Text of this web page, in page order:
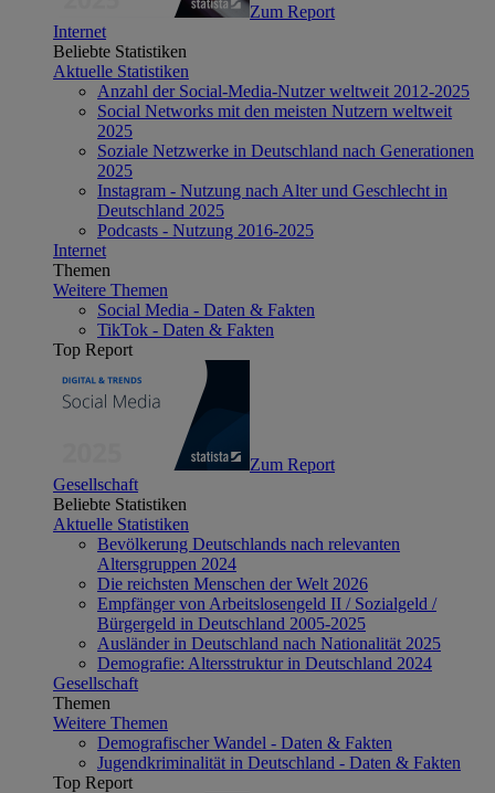
Zum Report
Internet
Beliebte Statistiken
Aktuelle Statistiken
Anzahl der Social-Media-Nutzer weltweit 2012-2025
Social Networks mit den meisten Nutzern weltweit
2025
Soziale Netzwerke in Deutschland nach Generationen
2025
Instagram - Nutzung nach Alter und Geschlecht in
Deutschland 2025
Podcasts - Nutzung 2016-2025
Internet
Themen
Weitere Themen
Social Media - Daten & Fakten
TikTok - Daten & Fakten
Top Report
Zum Report
Gesellschaft
Beliebte Statistiken
Aktuelle Statistiken
Bevölkerung Deutschlands nach relevanten
Altersgruppen 2024
Die reichsten Menschen der Welt 2026
Empfänger von Arbeitslosengeld II / Sozialgeld /
Bürgergeld in Deutschland 2005-2025
Ausländer in Deutschland nach Nationalität 2025
Demografie: Altersstruktur in Deutschland 2024
Gesellschaft
Themen
Weitere Themen
Demografischer Wandel - Daten & Fakten
Jugendkriminalität in Deutschland - Daten & Fakten
Top Report